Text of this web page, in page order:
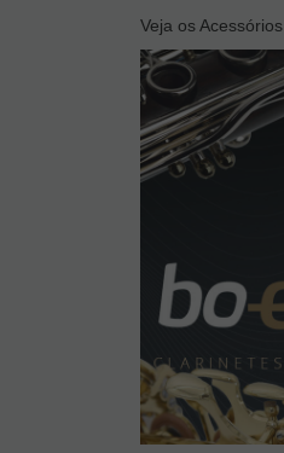
Veja os Acessórios